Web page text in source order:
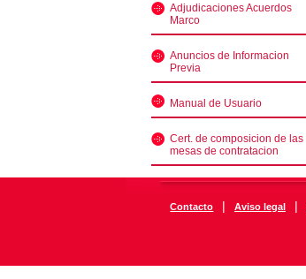
Adjudicaciones Acuerdos
Marco
Anuncios de Informacion
Previa
Manual de Usuario
Cert. de composicion de las
mesas de contratacion
Contacto | Aviso legal |